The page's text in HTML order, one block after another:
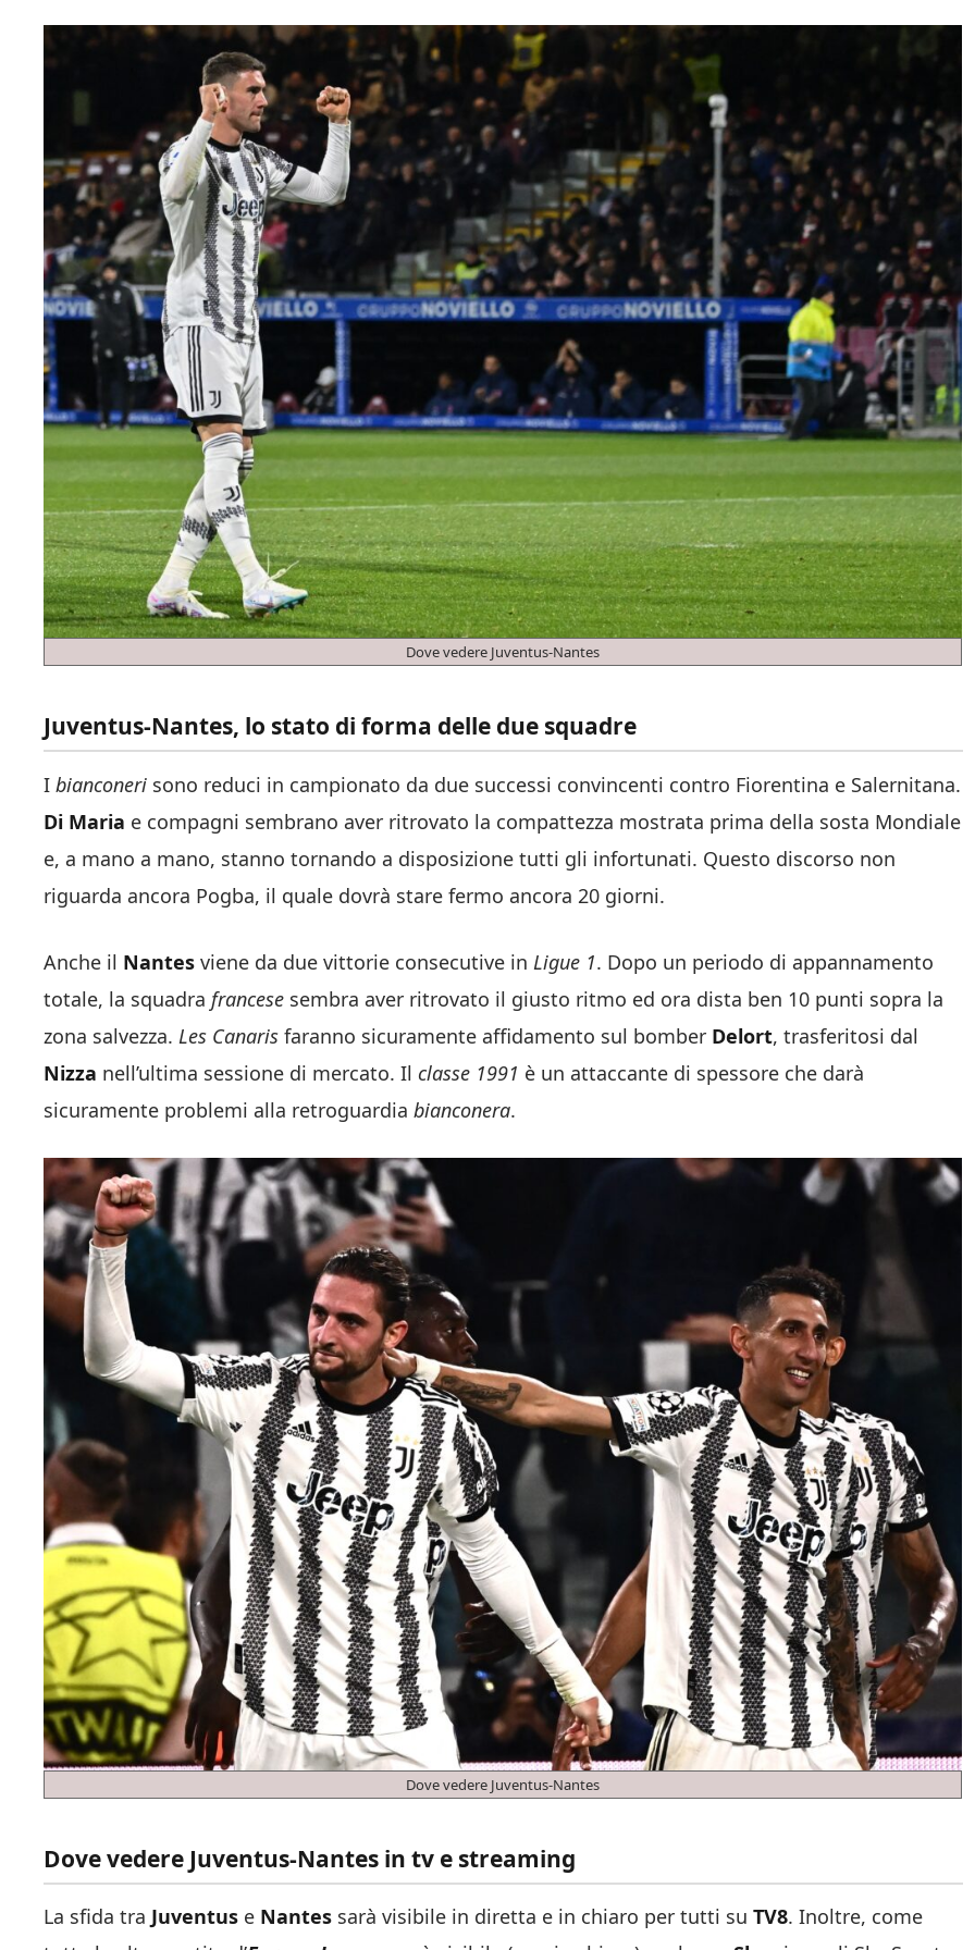
Dove vedere Juventus-Nantes
Juventus-Nantes, lo stato di forma delle due squadre
I bianconeri sono reduci in campionato da due successi convincenti contro Fiorentina e Salernitana.
Di Maria e compagni sembrano aver ritrovato la compattezza mostrata prima della sosta Mondiale
e, a mano a mano, stanno tornando a disposizione tutti gli infortunati. Questo discorso non
riguarda ancora Pogba, il quale dovrà stare fermo ancora 20 giorni.
Anche il Nantes viene da due vittorie consecutive in Ligue 1. Dopo un periodo di appannamento
totale, la squadra francese sembra aver ritrovato il giusto ritmo ed ora dista ben 10 punti sopra la
zona salvezza. Les Canaris faranno sicuramente affidamento sul bomber Delort, trasferitosi dal
Nizza nell’ultima sessione di mercato. Il classe 1991 è un attaccante di spessore che darà
sicuramente problemi alla retroguardia bianconera.
Dove vedere Juventus-Nantes
Dove vedere Juventus-Nantes in tv e streaming
La sfida tra Juventus e Nantes sarà visibile in diretta e in chiaro per tutti su TV8. Inoltre, come